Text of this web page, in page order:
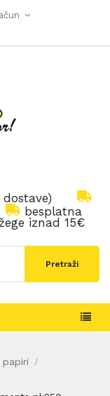
dostave)
besplatna
iznad 15€
Pretraži
papiri